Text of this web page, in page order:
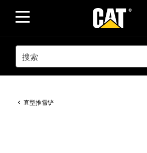
SEARCH
直型推雪铲